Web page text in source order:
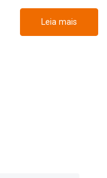
Leia mais